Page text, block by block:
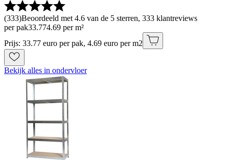
(333)Beoordeeld met 4.6 van de 5 sterren, 333 klantreviews
per pak33.774.69 per m²
Prijs: 33.77 euro per pak, 4.69 euro per m2
Bekijk alles in ondervloer